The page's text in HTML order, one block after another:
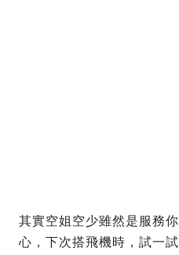
其實空姐空少雖然是服務
心，下次搭飛機時，試一